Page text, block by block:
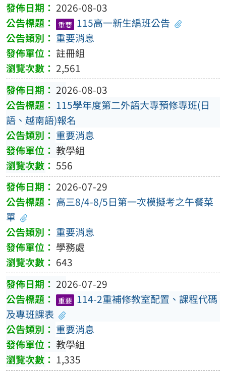
2026-08-03
重要 115高一新生編班公告
重要消息
註冊組
2,561
2026-08-03
115學年度第二外語大專預修專班(日
語、越南語)報名
重要消息
教學組
556
2026-07-29
高三8/4-8/5日第一次模擬考之午餐菜
單
重要消息
學務處
643
2026-07-29
重要 114-2重補修教室配置、課程代碼
及專班課表
重要消息
教學組
1,335